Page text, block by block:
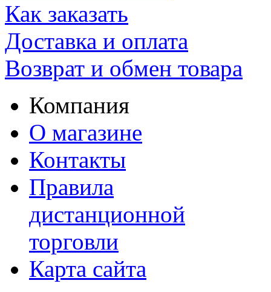
Как заказать
Доставка и оплата
Возврат и обмен товара
Компания
О магазине
Контакты
Правила
дистанционной
торговли
Карта сайта